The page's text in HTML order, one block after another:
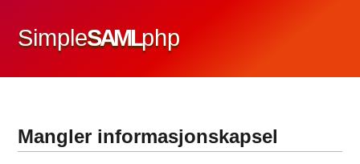
SimpleSAMLphp
Mangler informasjonskapsel